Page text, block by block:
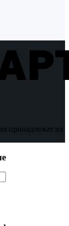
принадлежат их